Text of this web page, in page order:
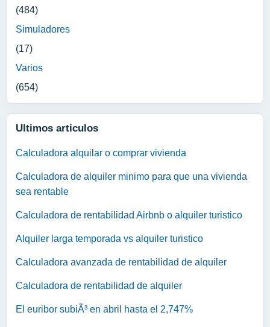
(484)
Simuladores
(17)
Varios
(654)
Ultimos articulos
Calculadora alquilar o comprar vivienda
Calculadora de alquiler minimo para que una vivienda
sea rentable
Calculadora de rentabilidad Airbnb o alquiler turistico
Alquiler larga temporada vs alquiler turistico
Calculadora avanzada de rentabilidad de alquiler
Calculadora de rentabilidad de alquiler
El euribor subiÃ³ en abril hasta el 2,747%